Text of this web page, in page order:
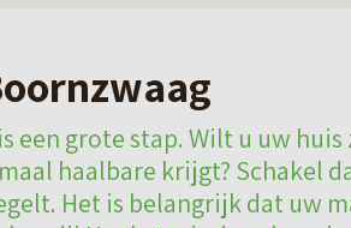
een grote stap. Wilt u uw
haalbare krijgt? Schakel
Het is belangrijk dat uw